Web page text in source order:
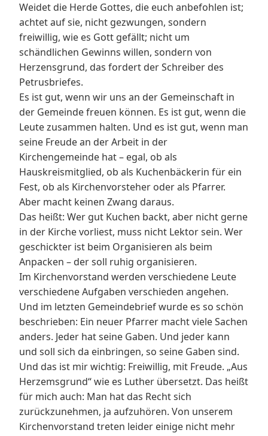
Weidet die Herde Gottes, die euch anbefohlen ist;
achtet auf sie, nicht gezwungen, sondern
freiwillig, wie es Gott gefällt; nicht um
schändlichen Gewinns willen, sondern von
Herzensgrund, das fordert der Schreiber des
Petrusbriefes.
Es ist gut, wenn wir uns an der Gemeinschaft in
der Gemeinde freuen können. Es ist gut, wenn die
Leute zusammen halten. Und es ist gut, wenn man
seine Freude an der Arbeit in der
Kirchengemeinde hat – egal, ob als
Hauskreismitglied, ob als Kuchenbäckerin für ein
Fest, ob als Kirchenvorsteher oder als Pfarrer.
Aber macht keinen Zwang daraus.
Das heißt: Wer gut Kuchen backt, aber nicht gerne
in der Kirche vorliest, muss nicht Lektor sein. Wer
geschickter ist beim Organisieren als beim
Anpacken – der soll ruhig organisieren.
Im Kirchenvorstand werden verschiedene Leute
verschiedene Aufgaben verschieden angehen.
Und im letzten Gemeindebrief wurde es so schön
beschrieben: Ein neuer Pfarrer macht viele Sachen
anders. Jeder hat seine Gaben. Und jeder kann
und soll sich da einbringen, so seine Gaben sind.
Und das ist mir wichtig: Freiwillig, mit Freude. „Aus
Herzemsgrund“ wie es Luther übersetzt. Das heißt
für mich auch: Man hat das Recht sich
zurückzunehmen, ja aufzuhören. Von unserem
Kirchenvorstand treten leider einige nicht mehr